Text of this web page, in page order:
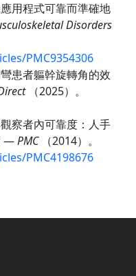
用程式可靠而準確地
Disorders
PMC9354306
患者軀幹旋轉角的效
（2025）。
察者內可靠度：人手
—PMC（2014）。
PMC4198676